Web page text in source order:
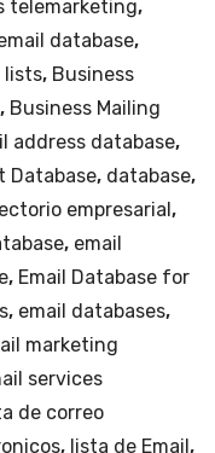
telemarketing,
database,
lists, Business
, Business Mailing
address database,
Database, database,
empresarial,
, email
, Email Database for
, email databases,
marketing
services
de correo
, lista de Email,